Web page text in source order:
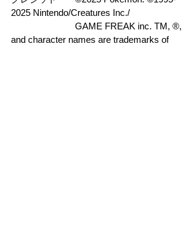
2025 Nintendo/Creatures Inc./
GAME FREAK inc. TM, ®,
and character names are trademarks of